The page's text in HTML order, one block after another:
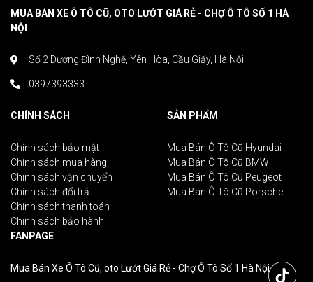
MUA BÁN XE Ô TÔ CŨ, OTO LƯỚT GIÁ RẺ - CHỢ Ô TÔ SỐ 1 HÀ
NỘI
Số 2 Dương Đình Nghệ, Yên Hòa, Cầu Giấy, Hà Nội
0397393333
CHÍNH SÁCH
Chính sách bảo mật
Chính sách mua hàng
Chính sách vận chuyển
Chính sách đổi trả
Chính sách thanh toán
Chính sách bảo hành
SẢN PHẨM
Mua Bán Ô Tô Cũ Hyundai
Mua Bán Ô Tô Cũ BMW
Mua Bán Ô Tô Cũ Peugeot
Mua Bán Ô Tô Cũ Porsche
FANPAGE
Mua Bán Xe Ô Tô Cũ, oto Lướt Giá Rẻ - Chợ Ô Tô Số 1 Hà Nội